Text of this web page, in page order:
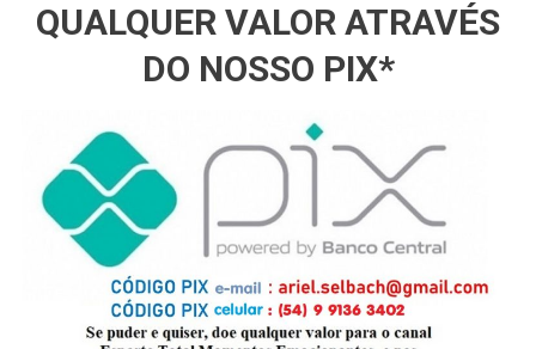
QUALQUER VALOR ATRAVÉS
DO NOSSO PIX*